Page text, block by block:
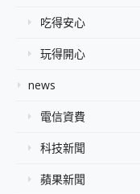
吃得安心
玩得開心
news
電信資費
科技新聞
蘋果新聞